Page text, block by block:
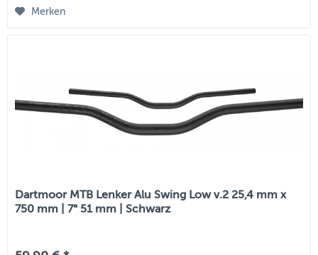
Merken
Dartmoor MTB Lenker Alu Swing Low v.2 25,4 mm x
750 mm | 7° 51 mm | Schwarz